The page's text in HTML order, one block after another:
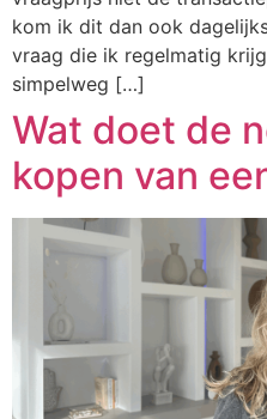
kom ik dit dan ook
vraag die ik regelmatig
simpelweg […]
Wat doet de
kopen van